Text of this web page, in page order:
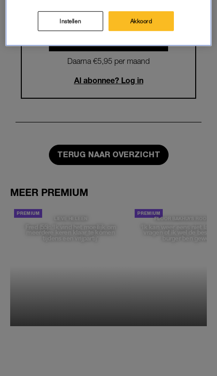
Daarna €5,95 per maand
Al abonnee? Log in
TERUG NAAR OVERZICHT
MEER PREMIUM
LIEVE HELEEN
Fred (55): 'Ik vind het moeilijk om
meerdere keren klaar te komen
tijdens een vrijpartij'
FLOOR BAKHUYS
'Ik kan weer eens niet
vragen of ik wel de beste,
burger ben
Instellen Akkoord